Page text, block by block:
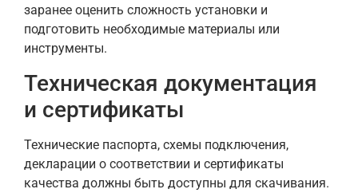
заранее оценить сложность установки и
подготовить необходимые материалы или
инструменты.
Техническая документация
и сертификаты
Технические паспорта, схемы подключения,
декларации о соответствии и сертификаты
качества должны быть доступны для скачивания.